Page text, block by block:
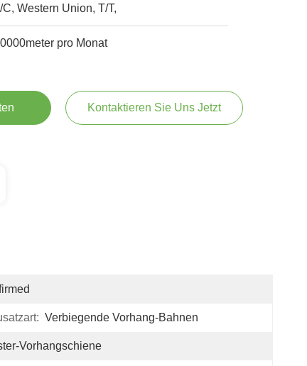
C, Western Union, T/T,
pro Monat
Kontaktieren Sie Uns Jetzt
Verbiegende Vorhang-Bahnen
Vorhangschiene